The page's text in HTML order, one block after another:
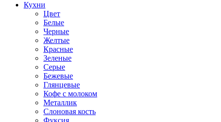
Кухни
Цвет
Белые
Черные
Желтые
Красные
Зеленые
Серые
Бежевые
Глянцевые
Кофе с молоком
Металлик
Слоновая кость
Фуксия